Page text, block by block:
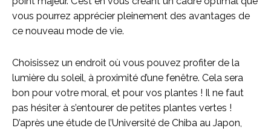
vous pourrez apprécier pleinement des avantages de
ce nouveau mode de vie.
Choisissez un endroit où vous pouvez profiter de la
lumière du soleil, à proximité d’une fenêtre. Cela sera
bon pour votre moral, et pour vos plantes ! Il ne faut
pas hésiter à s’entourer de petites plantes vertes !
D’après une étude de l’Université de Chiba au Japon,